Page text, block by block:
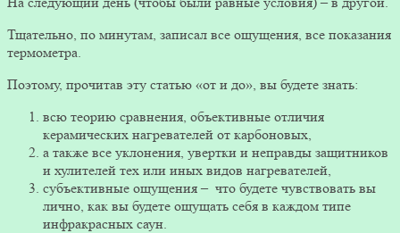
Тщательно, по минутам, записал все ощущения, все показания
термометра.
Поэтому, прочитав эту статью «от и до», вы будете знать:
всю теорию сравнения, объективные отличия
керамических нагревателей от карбоновых,
а также все уклонения, увертки и неправды защитников
и хулителей тех или иных видов нагревателей,
субъективные ощущения – что будете чувствовать вы
лично, как вы будете ощущать себя в каждом типе
инфракрасных саун.